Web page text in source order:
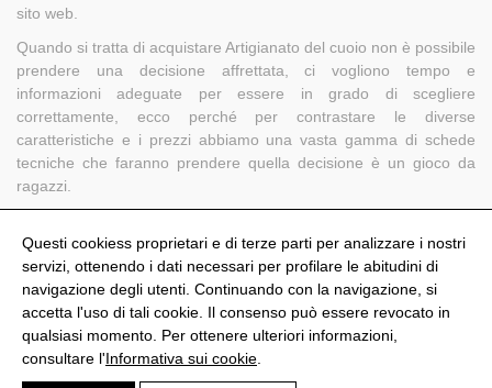
sito web.
Quando si tratta di acquistare Artigianato del cuoio non è possibile
prendere una decisione affrettata, ci vogliono tempo e
informazioni adeguate per essere in grado di scegliere
correttamente, ecco perché per contrastare le diverse
caratteristiche e i prezzi abbiamo una vasta gamma di schede
tecniche che faranno prendere quella decisione è un gioco da
ragazzi.
cose.
@Shoptize 2026
Questi cookiess proprietari e di terze parti per analizzare i nostri
servizi, ottenendo i dati necessari per profilare le abitudini di
navigazione degli utenti. Continuando con la navigazione, si
accetta l'uso di tali cookie. Il consenso può essere revocato in
qualsiasi momento. Per ottenere ulteriori informazioni,
consultare l'Informativa sui cookie